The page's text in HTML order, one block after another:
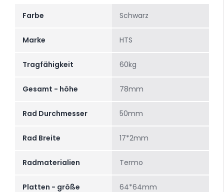
Farbe Schwarz
Marke HTS
Tragfähigkeit 60kg
Gesamt - höhe 78mm
Rad Durchmesser 50mm
Rad Breite 17*2mm
Radmaterialien Termo
Platten - größe 64*64mm